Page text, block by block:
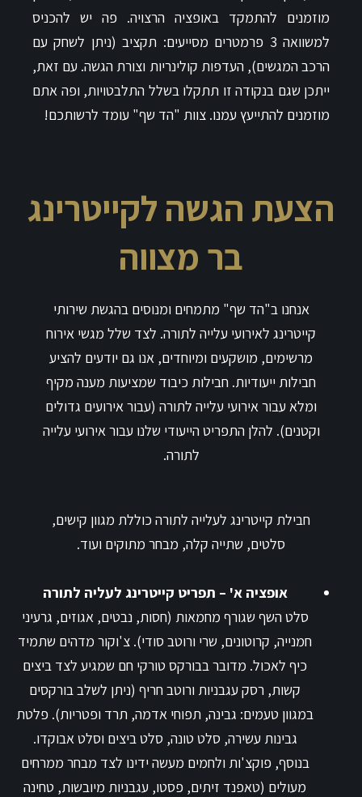
מוזמנים להתמקד באופציה הרצויה. פה יש להכניס
למשוואה 3 פרמטרים מסייעים: תקציב (ניתן לשחק עם
הרכב המגשים), העדפות קולינריות וצורת הגשה. עם זאת,
ייתכן שגם בנקודה זו תתקלו בשלל התלבטויות, ופה אתם
מוזמנים להתייעץ עמנו. צוות "הד שף" עומד לרשותכם!
הצעת הגשה לקייטרינג
בר מצווה
אנחנו ב"הד שף" מתמחים ומנוסים בהגשת שירותי
קייטרינג לאירועי עלייה לתורה. לצד שלל מגשי אירוח
מרשימים, מושקעים ומיוחדים, אנו גם יודעים להציע
חבילות ייעודיות. חבילות כיבוד שמציעות מענה מקיף
ומלא עבור אירועי עלייה לתורה (עבור אירועים גדולים
וקטנים). להלן התפריט הייעודי שלנו עבור אירועי עלייה
לתורה.
חבילת קייטרינג לעלייה לתורה כוללת מגוון קישים,
סלטים, שתייה קלה, מבחר מתוקים ועוד.
אופציה א' – תפריט קייטרינג לעליה לתורה
סלט השף שגורף מחמאות (חסות, נבטים, אגוזים, גרעיני
חמנייה, קרוטונים, שרי ורוטב סודי). צ'וקור מדהים שתמיד
כיף לאכול. מדובר בבורקס טורקי חם שמגיע לצד ביצים
קשות, רסק עגבניות ורוטב חריף (ניתן לשלב בורקסים
במגוון טעמים: גבינה, תפוחי אדמה, תרד ופטריות). פלטת
גבינות עשירה, סלט טונה, סלט ביצים וסלט אבוקדו.
בנוסף, פוקצ'ות ולחמים מעשה ידינו לצד מבחר ממרחים
מעולים (טאפנד זיתים, פסטו, עגבניות מיובשות, טחינה